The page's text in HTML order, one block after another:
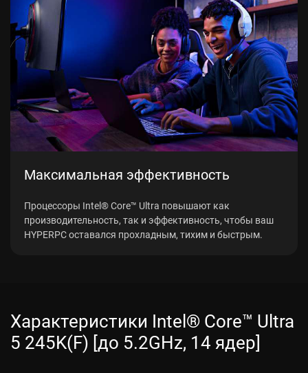
Максимальная эффективность
Процессоры Intel® Core™ Ultra повышают как
производительность, так и эффективность, чтобы ваш
HYPERPC оставался прохладным, тихим и быстрым.
Характеристики Intel® Core™ Ultra
5 245K(F) [до 5.2GHz, 14 ядер]